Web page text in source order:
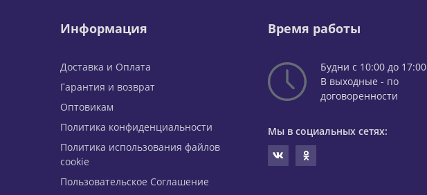
Информация
Доставка и Оплата
Гарантия и возврат
Оптовикам
Политика конфиденциальности
Политика использования файлов
cookie
Пользовательское Соглашение
Время работы
Будни с 10:00 до 17:00
В выходные - по
договоренности
Мы в социальных сетях: